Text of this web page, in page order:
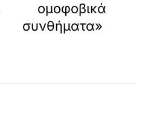
ομοφοβικά
συνθήματα»